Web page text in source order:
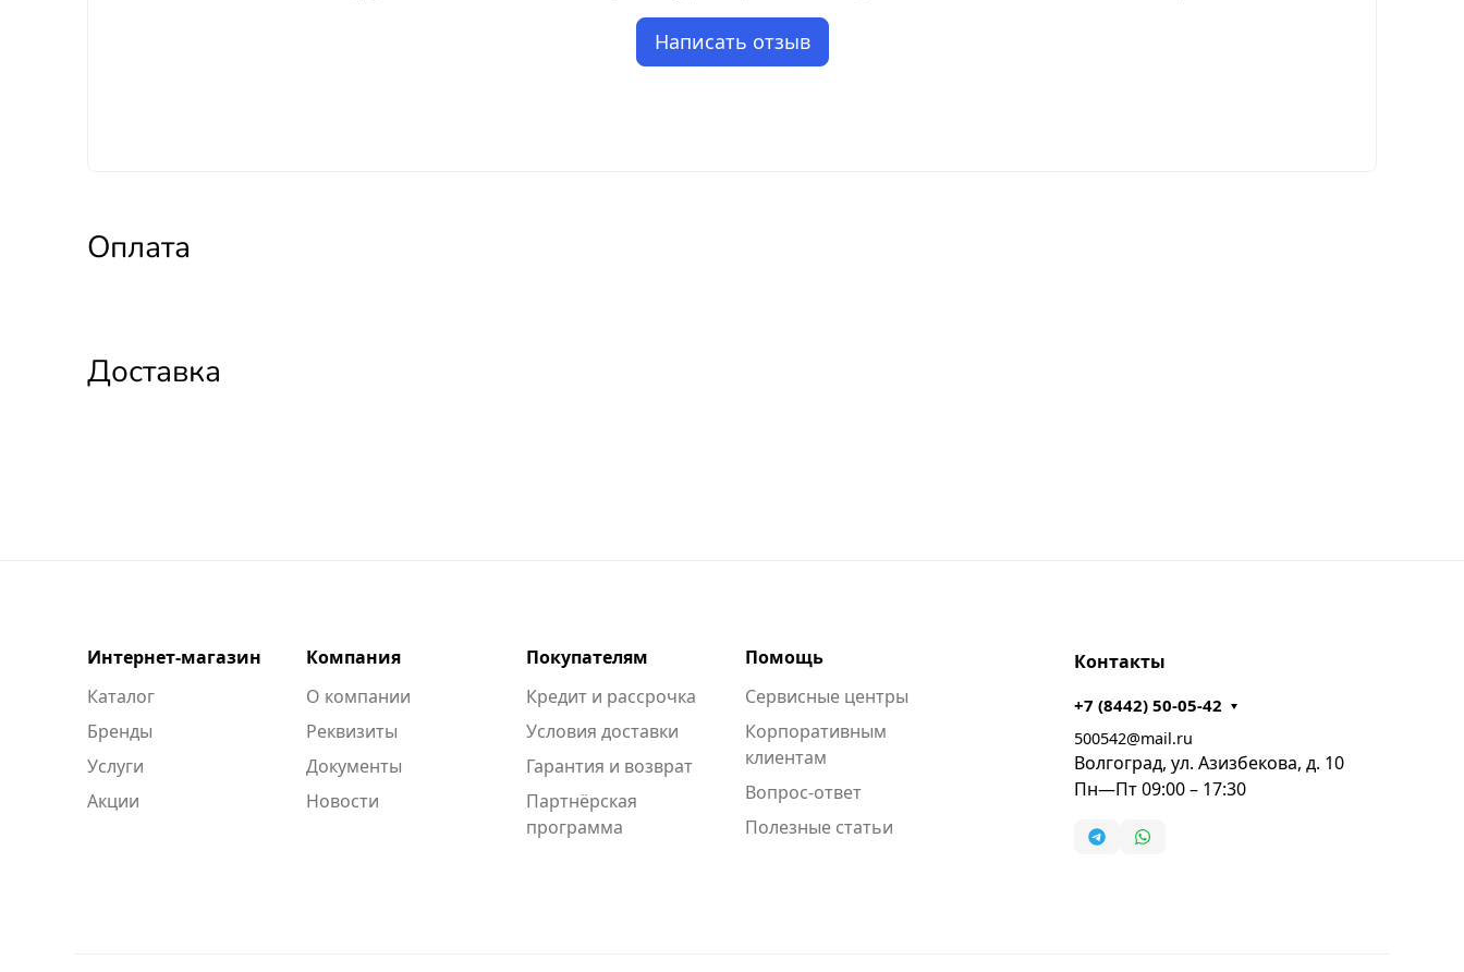
Написать отзыв
Оплата
Доставка
Интернет-магазин
Каталог
Бренды
Услуги
Акции
Компания
О компании
Реквизиты
Документы
Новости
Покупателям
Кредит и рассрочка
Условия доставки
Гарантия и возврат
Партнёрская
программа
Помощь
Сервисные центры
Корпоративным
клиентам
Вопрос-ответ
Полезные статьи
Контакты
+7 (8442) 50-05-42
500542@mail.ru
Волгоград, ул. Азизбекова, д. 10
Пн—Пт 09:00 – 17:30